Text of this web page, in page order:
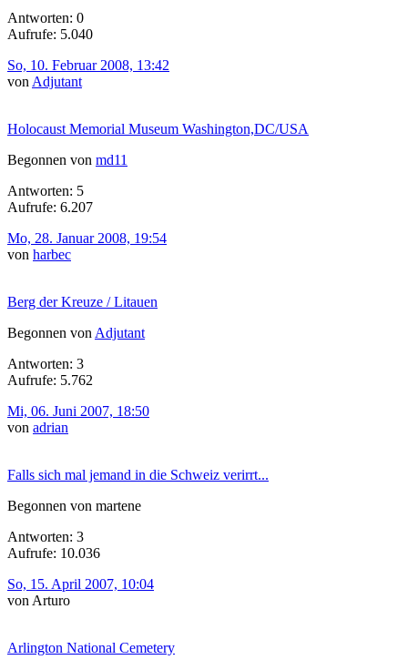
Antworten: 0
Aufrufe: 5.040
So, 10. Februar 2008, 13:42
von Adjutant
Holocaust Memorial Museum Washington,DC/USA
Begonnen von md11
Antworten: 5
Aufrufe: 6.207
Mo, 28. Januar 2008, 19:54
von harbec
Berg der Kreuze / Litauen
Begonnen von Adjutant
Antworten: 3
Aufrufe: 5.762
Mi, 06. Juni 2007, 18:50
von adrian
Falls sich mal jemand in die Schweiz verirrt...
Begonnen von martene
Antworten: 3
Aufrufe: 10.036
So, 15. April 2007, 10:04
von Arturo
Arlington National Cemetery